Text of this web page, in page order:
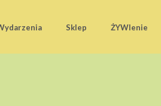
Sklep ŻYWIenie